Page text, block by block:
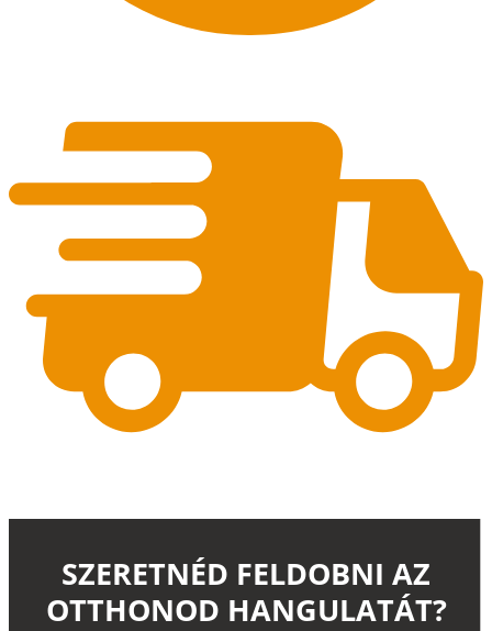
SZERETNÉD FELDOBNI AZ
OTTHONOD HANGULATÁT?